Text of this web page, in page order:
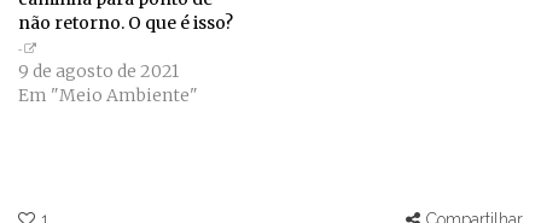
não retorno. O que é isso?
9 de agosto de 2021
Em "Meio Ambiente"